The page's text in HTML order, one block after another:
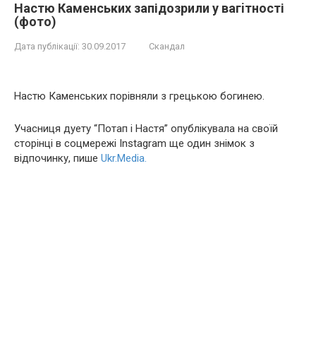
Настю Каменських запідозрили у вагiтності
(фото)
Дата публікації: 30.09.2017 Скандал
Настю Каменських порівняли з грецькою богинею.
Учасниця дуету “Потап і Настя” опублікувала на своїй
сторінці в соцмережі Instagram ще один знімок з
відпочинку, пише Ukr.Media.